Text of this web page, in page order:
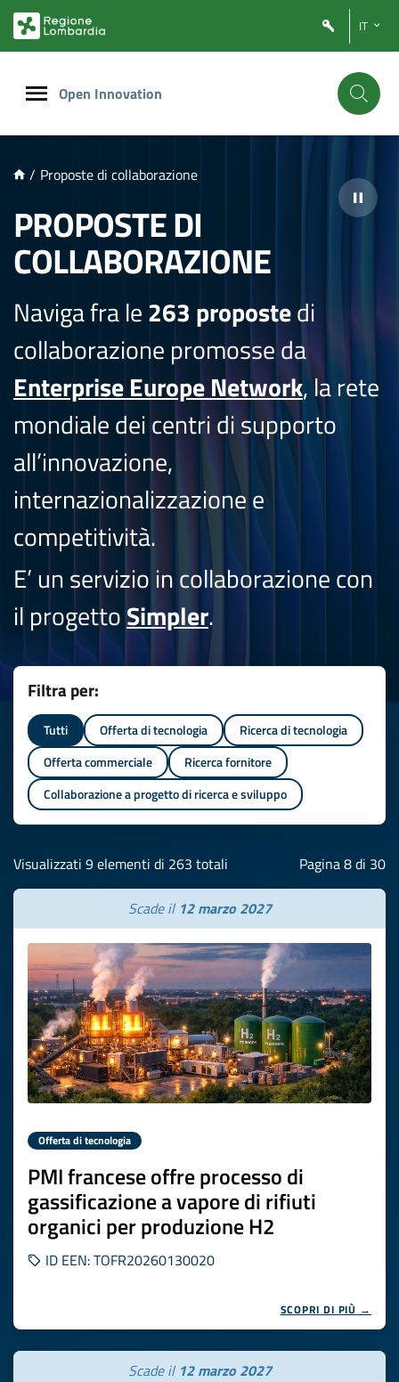
PRINCIPALE
IT
Open Innovation
/ Proposte di collaborazione
PROPOSTE DI
COLLABORAZIONE
Naviga fra le263 propostedi
collaborazione promosse da
Enterprise Europe Network, la rete
mondiale dei centri di supporto
all’innovazione,
internazionalizzazione e
competitività.
E’ un servizio in collaborazione con
il progettoSimpler.
Filtra per:
Tutti Offerta di tecnologia
Ricerca di tecnologia
Offerta commerciale
Ricerca fornitore
Collaborazione a progetto di ricerca e sviluppo
Visualizzati 9 elementi di 263 totali Pagina 8 di 30
Scade il 12 marzo 2027
Offerta di tecnologia
PMI francese offre processo di
gassificazione a vapore di rifiuti
organici per produzione H2
ID EEN: TOFR20260130020
SCOPRI DI PIÙ →
Scade il 12 marzo 2027